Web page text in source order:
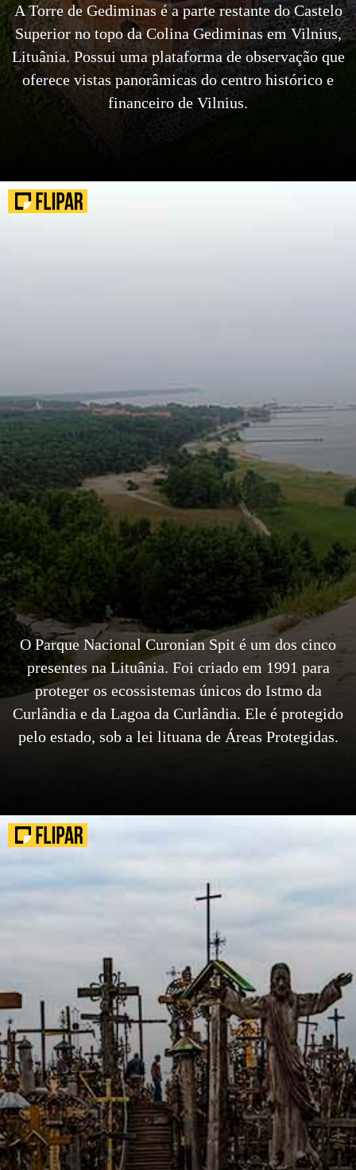
A Torre de Gediminas é a parte restante do Castelo
Superior no topo da Colina Gediminas em Vilnius,
Lituânia. Possui uma plataforma de observação que
oferece vistas panorâmicas do centro histórico e
financeiro de Vilnius.
O Parque Nacional Curonian Spit é um dos cinco
presentes na Lituânia. Foi criado em 1991 para
proteger os ecossistemas únicos do Istmo da
Curlândia e da Lagoa da Curlândia. Ele é protegido
pelo estado, sob a lei lituana de Áreas Protegidas.